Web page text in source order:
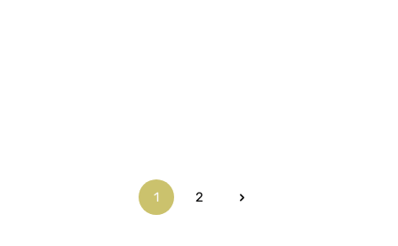
Seite
1
Seite
2